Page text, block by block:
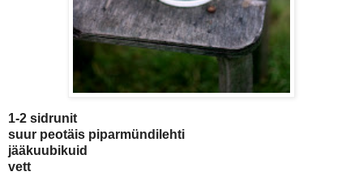
1-2 sidrunit
suur peotäis piparmündilehti
jääkuubikuid
vett